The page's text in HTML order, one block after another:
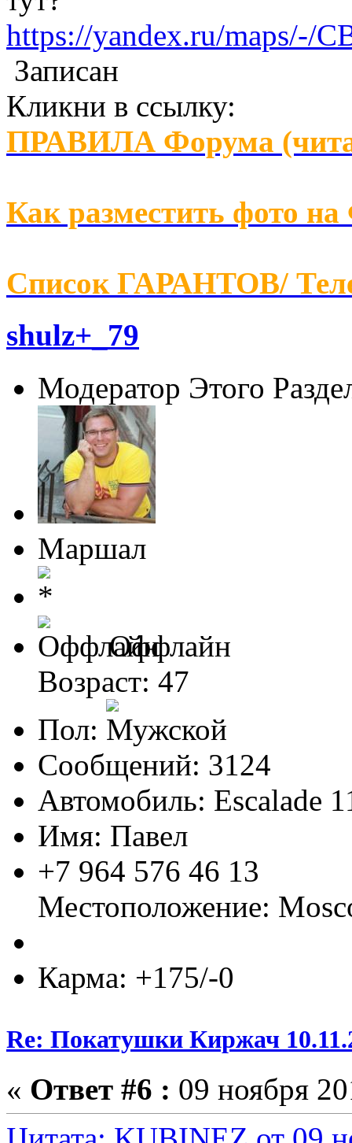
https://yandex.ru/maps/-/
Записан
Кликни в ссылку:
ПРАВИЛА Форума
Как разместить фото
Список ГАРАНТОВ/
shulz+_79
Модератор Этого
Маршал
Оффлайн
Возраст: 47
Пол:
Сообщений: 3124
Автомобиль: Escalade
Имя: Павел
+7 964 576 46 13
Местоположение:
Карма: +175/-0
Re: Покатушки Киржач
« Ответ #6 : 09 ноября